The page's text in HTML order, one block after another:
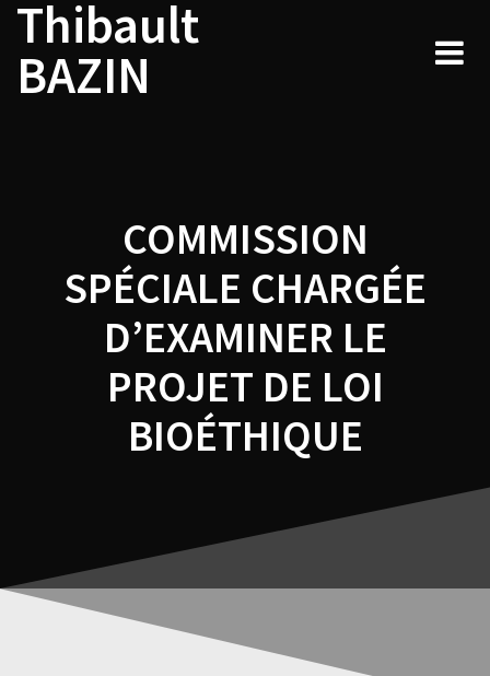
Skip
content
Thibault
BAZIN
COMMISSION
SPÉCIALE CHARGÉE
D’EXAMINER LE
PROJET DE LOI
BIOÉTHIQUE
Navigation
de